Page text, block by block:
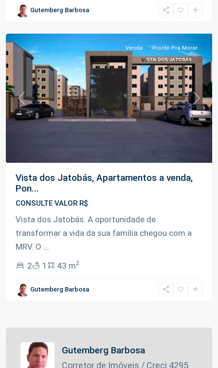
Gutemberg Barbosa
Negra,
Previous Next
Venda Pronto Pra Morar
Vista dos Jatobás, Apartamentos a venda,
Pon...
CONSULTE VALOR R$
Vista dos Jatobás. A oportunidade de
transformar a vida da sua família chegou com a
MRV. O ...
2
1 43 m2
Gutemberg Barbosa
Gutemberg Barbosa
Corretor de Imóveis / Creci 4295